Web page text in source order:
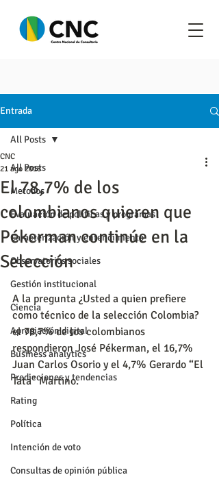
Entrada
All Posts
Metodos
Evaluación de políticas y programas
Caracterización y entendimiento
Observatorios sociales
Gestión institucional
Ciencia
Apropiación digital
Business analytics
Predicciones y tendencias
Rating
Política
Intención de voto
Consultas de opinión pública
All Posts
El 78,7% de los
colombianos quieren que
Pékerman continúe en la
Selección
CNC
21 ago 2018
A la pregunta ¿Usted a quien prefiere
como técnico de la selección Colombia?
el 78,7% de los colombianos
respondieron José Pékerman, el 16,7%
Juan Carlos Osorio y el 4,7% Gerardo “El
Tata” Martino.